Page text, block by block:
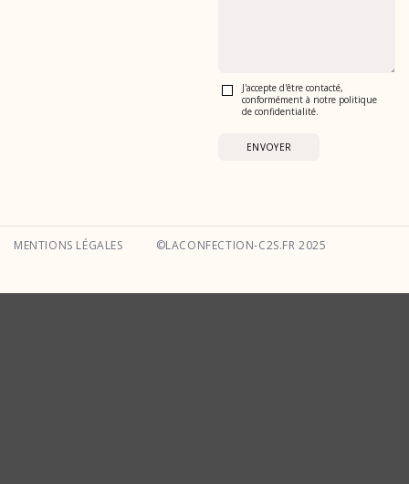
J'accepte d'être contacté,
conformément à notre politique
de confidentialité.
MENTIONS LÉGALES ©LACONFECTION-C2S.FR 2025